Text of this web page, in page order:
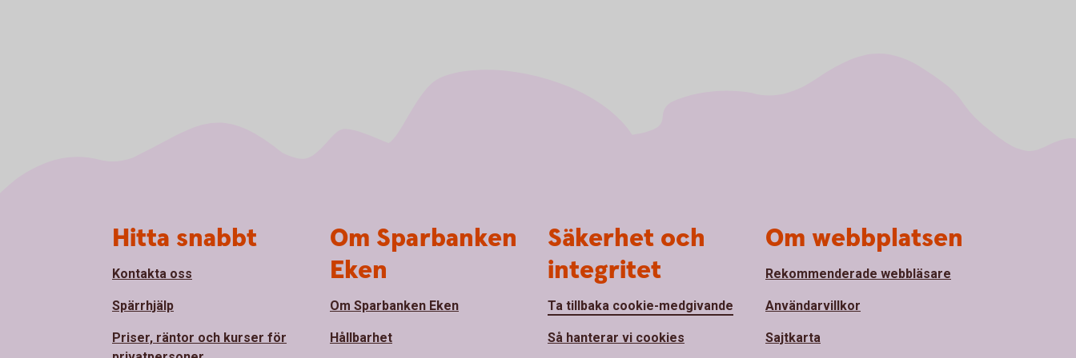
Hitta snabbt
Kontakta oss
Spärrhjälp
Priser, räntor och kurser för
Om Sparbanken
Eken
Om Sparbanken Eken
Hållbarhet
Säkerhet och
integritet
Ta tillbaka cookie-medgivande
Så hanterar vi cookies
Om webbplatsen
Rekommenderade webbläsare
Användarvillkor
Sajtkarta